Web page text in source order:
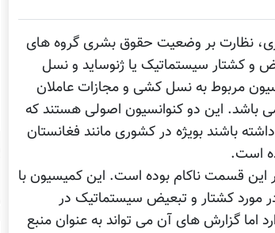
نظارت بر وضعیت حقوق بشری گروه های
و کشتار سیستماتیک یا ژنوساید و نسل
مربوط به نسل کشی و مجازات عاملان
این دو کنوانسیون اصولی هستند که
باشند بويژه در کشوری مانند فغانستان
است.
قسمت ناکام بوده است. این کمیسیون با
در مورد کشتار و تبعیض سیستماتیک در
اما گزارش های آن می تواند به عنوان منبع